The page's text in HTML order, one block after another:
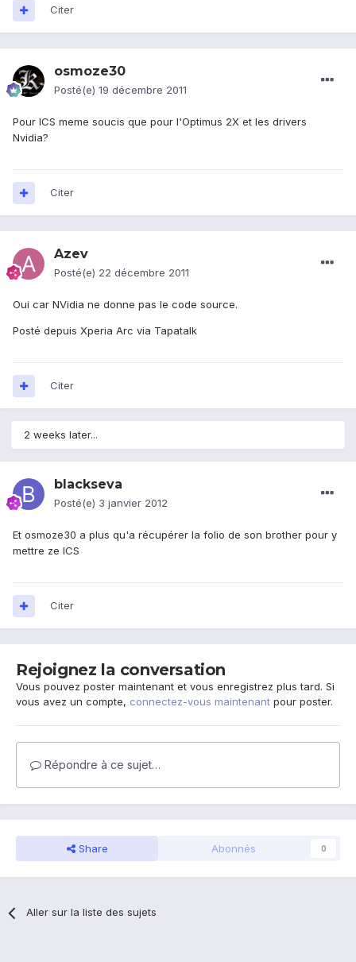
Citer
osmoze30
Posté(e) 19 décembre 2011
Pour ICS meme soucis que pour l'Optimus 2X et les drivers
Nvidia?
Citer
Azev
Posté(e) 22 décembre 2011
Oui car NVidia ne donne pas le code source.
Posté depuis Xperia Arc via Tapatalk
Citer
2 weeks later...
blackseva
Posté(e) 3 janvier 2012
Et osmoze30 a plus qu'a récupérer la folio de son brother pour y
mettre ze ICS
Citer
Rejoignez la conversation
Vous pouvez poster maintenant et vous enregistrez plus tard. Si
vous avez un compte, connectez-vous maintenant pour poster.
Répondre à ce sujet…
Share Abonnés 0
Aller sur la liste des sujets